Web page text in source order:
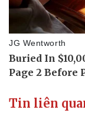
Tin liên